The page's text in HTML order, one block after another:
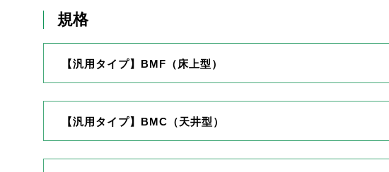
規格
【汎用タイプ】BMF（床上型）
【汎用タイプ】BMC（天井型）